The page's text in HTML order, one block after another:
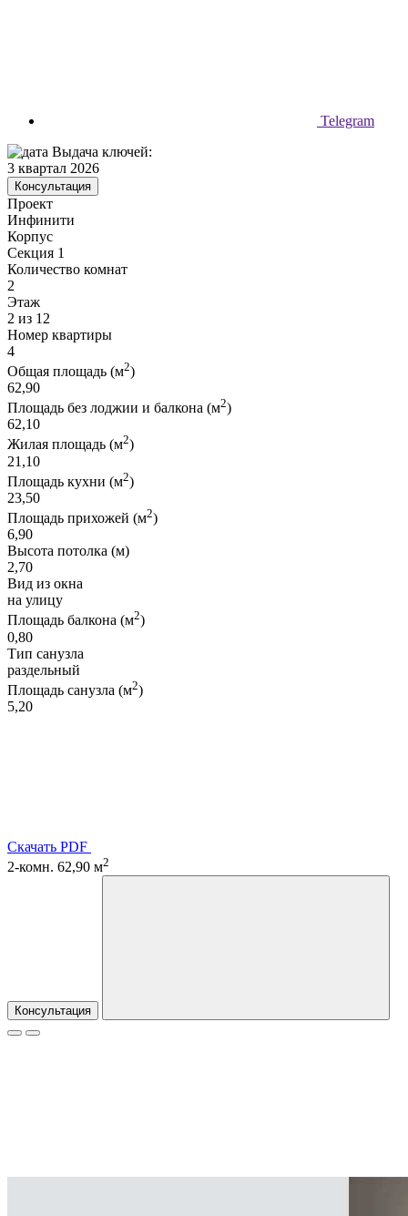
Telegram
Выдача ключей:
3 квартал 2026
Консультация
Проект
Инфинити
Корпус
Секция 1
Количество комнат
2
Этаж
2 из 12
Номер квартиры
4
Общая площадь (м2)
62,90
Площадь без лоджии и балкона (м2)
62,10
Жилая площадь (м2)
21,10
Площадь кухни (м2)
23,50
Площадь прихожей (м2)
6,90
Высота потолка (м)
2,70
Вид из окна
на улицу
Площадь балкона (м2)
0,80
Тип санузла
раздельный
Площадь санузла (м2)
5,20
Скачать PDF
2-комн. 62,90 м2
Консультация